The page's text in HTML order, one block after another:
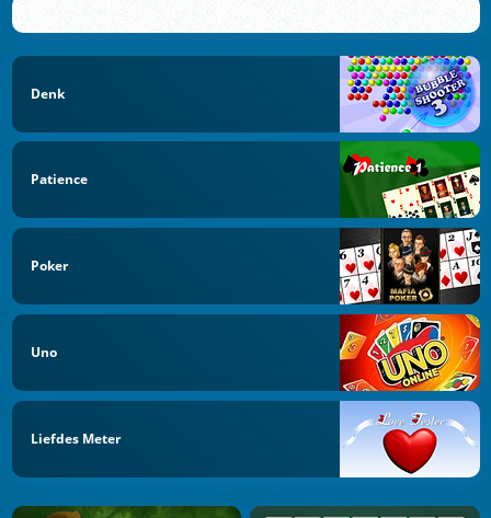
Denk
Patience
Poker
Uno
Liefdes Meter